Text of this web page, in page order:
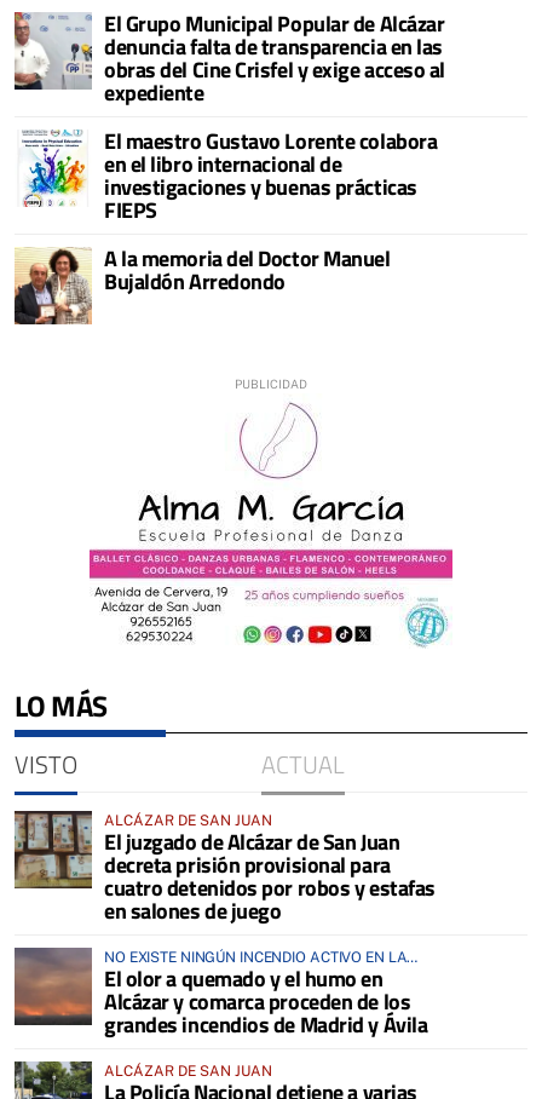
El Grupo Municipal Popular de Alcázar
denuncia falta de transparencia en las
obras del Cine Crisfel y exige acceso al
expediente
El maestro Gustavo Lorente colabora
en el libro internacional de
investigaciones y buenas prácticas
FIEPS
A la memoria del Doctor Manuel
Bujaldón Arredondo
LO MÁS
VISTO ACTUAL
ALCÁZAR DE SAN JUAN
El juzgado de Alcázar de San Juan
decreta prisión provisional para
cuatro detenidos por robos y estafas
en salones de juego
NO EXISTE NINGÚN INCENDIO ACTIVO EN LA
COMARCA
El olor a quemado y el humo en
Alcázar y comarca proceden de los
grandes incendios de Madrid y Ávila
ALCÁZAR DE SAN JUAN
La Policía Nacional detiene a varias